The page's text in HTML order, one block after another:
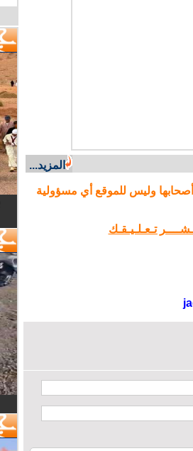
المزيد...
وليس للموقع أي مسؤولية
تـعـلـيـقـك